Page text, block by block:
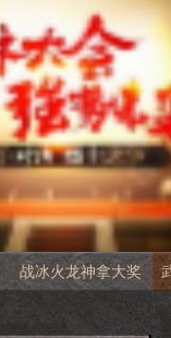
战冰火龙神拿大奖